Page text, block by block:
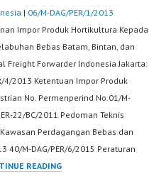
| 06/M-DAG/PER/1/2013
Impor Produk Hortikultura Kepada
Bebas Batam, Bintan, dan
Freight Forwarder Indonesia Jakarta:
4/2013 Ketentuan Impor Produk
No. Permenperind No.01/M-
22/BC/2011 Pedoman Teknis
Perdagangan Bebas dan
40/M-DAG/PER/6/2015 Peraturan
READING06/M-